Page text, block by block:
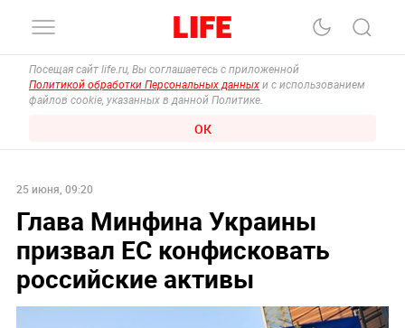
Посещая сайт life.ru, Вы соглашаетесь с приложенной
Политикой обработки Персональных данных и с использованием
файлов cookie, указанных в данной Политике.
ОК
25 июня, 09:20
Глава Минфина Украины
призвал ЕС конфисковать
российские активы